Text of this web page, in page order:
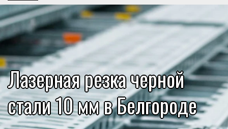
Лазерная резка черной
стали 10 мм в Белгороде